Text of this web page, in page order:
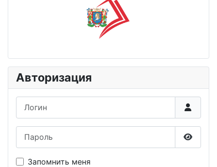
Авторизация
Запомнить меня